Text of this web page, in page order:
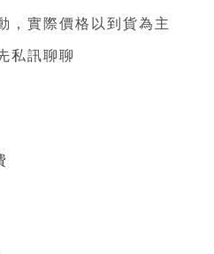
，實際價格以到貨為主
私訊聊聊